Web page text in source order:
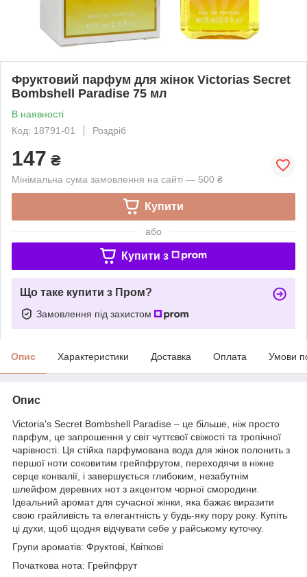
Фруктовий парфум для жінок Victorias Secret
Bombshell Paradise 75 мл
В наявності
Код: 18791-01
Роздріб
147 ₴
Мінімальна сума замовлення на сайті — 500 ₴
Купити
або
Купити з
Що таке купити з Пром?
Замовлення під захистом
Опис Характеристики Доставка Оплата Умови
Опис
Victoria's Secret Bombshell Paradise – це більше, ніж просто
парфум, це запрошення у світ чуттєвої свіжості та тропічної
чарівності. Ця стійка парфумована вода для жінок полонить з
першої ноти соковитим грейпфрутом, переходячи в ніжне
серце конвалії, і завершується глибоким, незабутнім
шлейфом деревних нот з акцентом чорної смородини.
Ідеальний аромат для сучасної жінки, яка бажає виразити
свою грайливість та елегантність у будь-яку пору року. Купіть
ці духи, щоб щодня відчувати себе у райському куточку.
Групи ароматів: Фруктові, Квіткові
Початкова нота: Грейпфрут